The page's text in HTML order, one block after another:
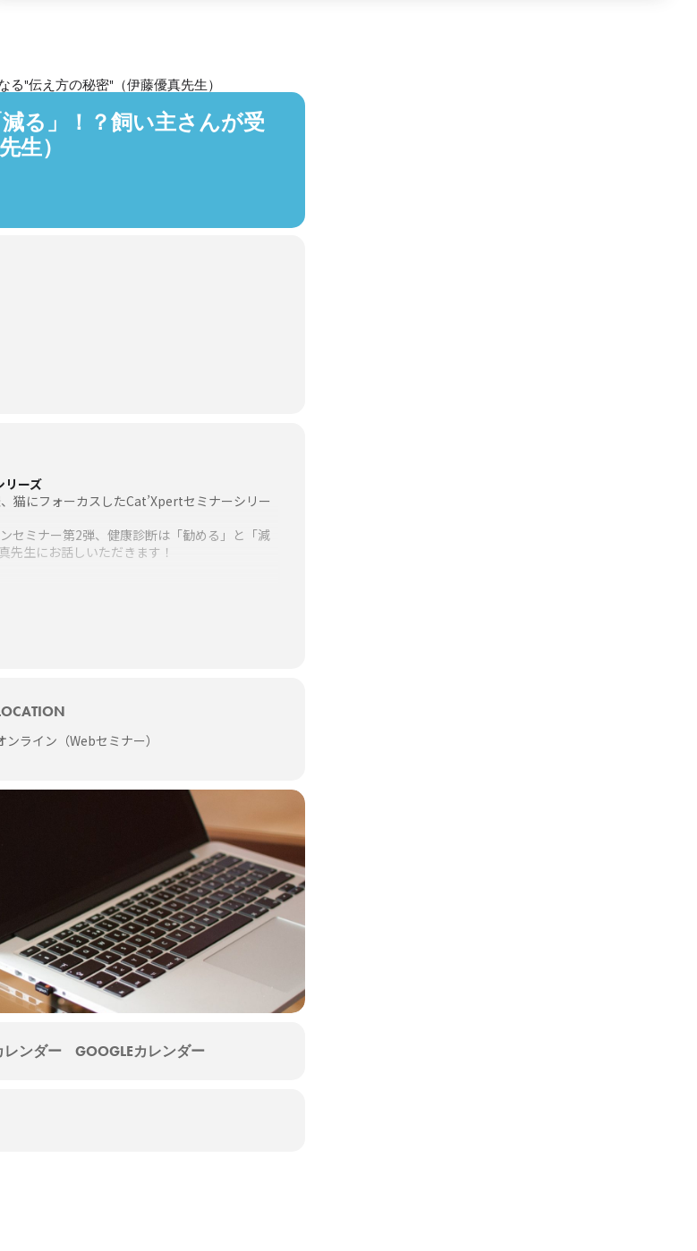
"伝え方の秘密"（伊藤優真先生）
る」！？飼い主さんが受
生）
ーズ
猫にフォーカスしたCat’Xpertセミナーシリー
セミナー第2弾、健康診断は「勧める」と「減
先生にお話しいただきます！
減る」!?
別途かかります。
いたメールアドレスにご連絡致します。
ンライン（Webセミナー）
レンダー GOOGLEカレンダー